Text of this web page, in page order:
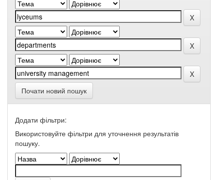
Почати новий пошук
Додати фільтри:
Використовуйте фільтри для уточнення результатів
пошуку.